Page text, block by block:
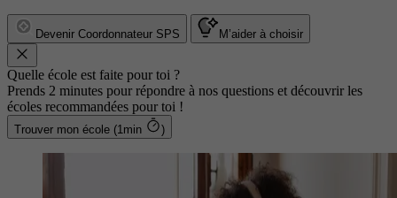
Devenir Coordonnateur SPS M’aider à choisir
Quelle école est faite pour toi ?
Prends 2 minutes pour répondre à nos questions et découvrir les
écoles recommandées pour toi !
Trouver mon école (1min )